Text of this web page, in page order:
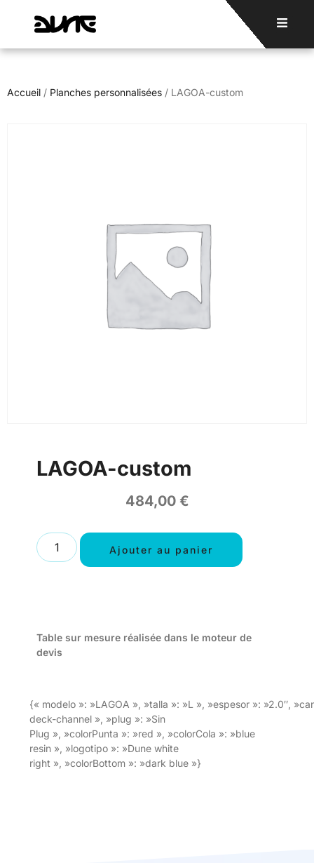
Accueil / Planches personnalisées / LAGOA-custom
LAGOA-custom
484,00 €
Ajouter au panier
Table sur mesure réalisée dans le moteur de
devis
{« modelo »: »LAGOA », »talla »: »L », »espesor »: »2.0″,
deck-channel », »plug »: »Sin
Plug », »colorPunta »: »red », »colorCola »: »blue
resin », »logotipo »: »Dune white
right », »colorBottom »: »dark blue »}